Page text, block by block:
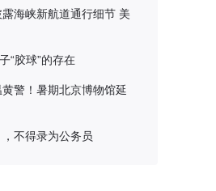
海峡新航道通行细节 美
“胶球”的存在
警！暑期北京博物馆延
不得录为公务员